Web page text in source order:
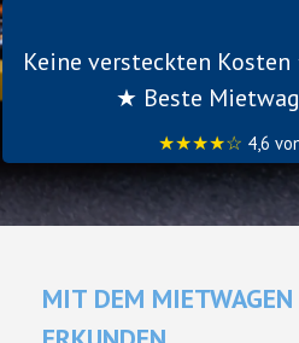
Keine versteckten
★ Beste
★★★★☆ 4,6
MIT DEM